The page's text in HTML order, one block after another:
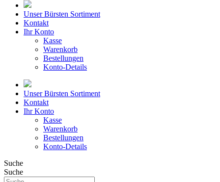
Unser Bürsten Sortiment
Kontakt
Ihr Konto
Kasse
Warenkorb
Bestellungen
Konto-Details
Unser Bürsten Sortiment
Kontakt
Ihr Konto
Kasse
Warenkorb
Bestellungen
Konto-Details
Suche
Suche